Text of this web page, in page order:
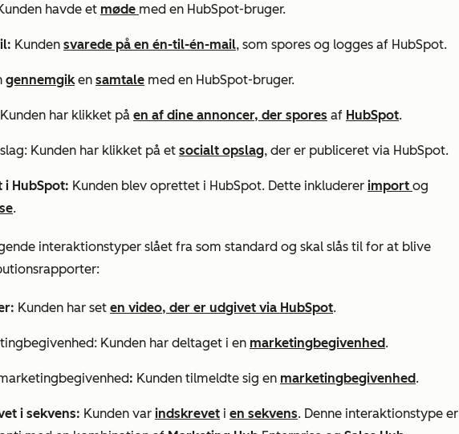
havde et møde med en HubSpot-bruger.
Kunden svarede på en én-til-én-mail, som spores og logges af HubSpot.
gennemgiken samtale med en HubSpot-bruger.
har klikket på en af dine annoncer, der spores af HubSpot.
Kunden har klikket på et socialt opslag, der er publiceret via HubSpot.
HubSpot: Kunden blev oprettet i HubSpot. Dette inkluderer import og
.
interaktionstyper slået fra som standard og skal slås til for at blive
Kunden har set en video, der er udgivet via HubSpot.
Kunden har deltaget i en marketingbegivenhed.
: Kunden tilmeldte sig en marketingbegivenhed.
i sekvens: Kunden var indskrevet i en sekvens. Denne interaktionstype er